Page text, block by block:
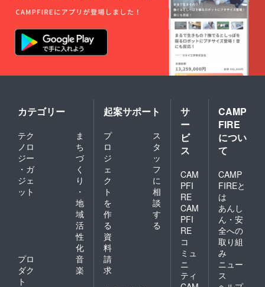
カテゴリー
テク
ノロ
ジー
・ガ
ジェ
ット
ま
ち
づ
く
り
・
地
域
活
性
化
プロ
ダク
ト
音
楽
起案サポート
プ
ロ
ジ
ェ
ク
ト
を
作
る
ス
タ
ッ
フ
に
相
談
す
る
資
料
請
求
サ
ー
ビ
ス
CAM
PFI
RE
CAM
PFI
RE
コ
ミュ
ニ
ティ
CAMP
FIRE
につい
て
CAMP
FIREと
は
あんし
ん・安
全への
取り組
み
ニュー
ス